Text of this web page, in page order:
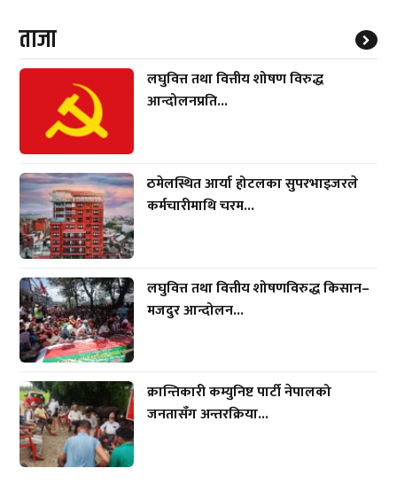
ताजा
लघुवित्त तथा वित्तीय शोषण विरुद्ध
आन्दोलनप्रति...
ठमेलस्थित आर्या होटलका सुपरभाइजरले
कर्मचारीमाथि चरम...
लघुवित्त तथा वित्तीय शोषणविरुद्ध किसान–
मजदुर आन्दोलन...
क्रान्तिकारी कम्युनिष्ट पार्टी नेपालको
जनतासँग अन्तरक्रिया...